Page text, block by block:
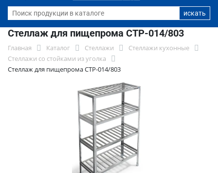
Стеллаж для пищепрома СТР-014/803
Главная Каталог Стеллажи
Стеллажи кухонные
Стеллажи со стойками из уголка
Стеллаж для пищепрома СТР-014/803